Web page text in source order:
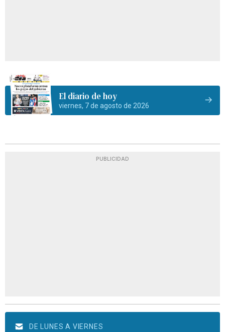
El diario de hoy
viernes, 7 de agosto de 2026
PUBLICIDAD
DE LUNES A VIERNES